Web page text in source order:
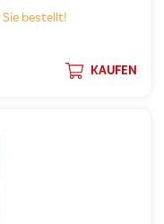
bestellt!
KAUFEN